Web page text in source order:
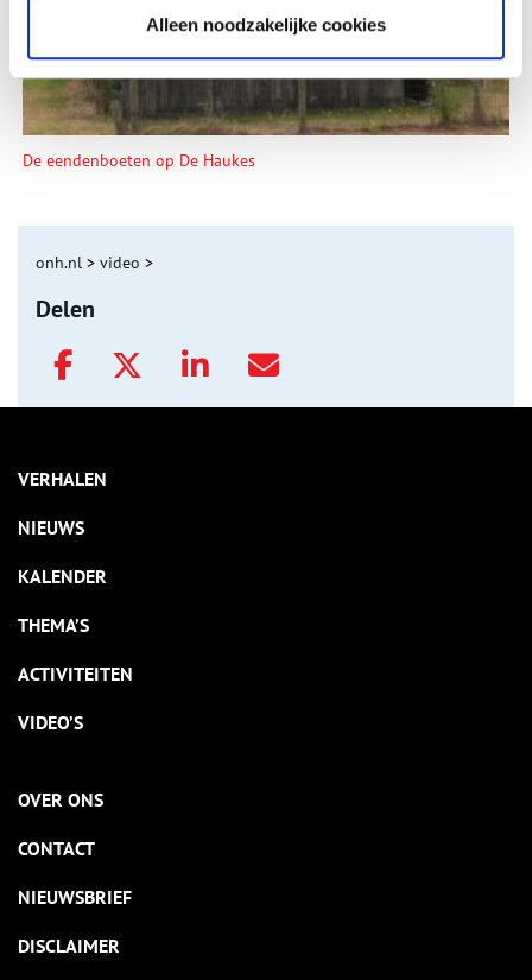
Alleen noodzakelijke cookies
De eendenboeten op De Haukes
onh.nl > video >
Delen
VERHALEN
NIEUWS
KALENDER
THEMA’S
ACTIVITEITEN
VIDEO’S
OVER ONS
CONTACT
NIEUWSBRIEF
DISCLAIMER